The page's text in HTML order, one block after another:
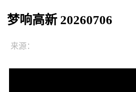
梦响高新 20260706
来源：